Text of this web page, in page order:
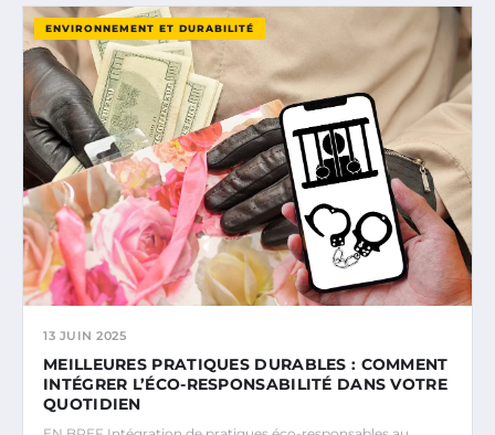
ENVIRONNEMENT ET DURABILITÉ
13 JUIN 2025
MEILLEURES PRATIQUES DURABLES : COMMENT
INTÉGRER L’ÉCO-RESPONSABILITÉ DANS VOTRE
QUOTIDIEN